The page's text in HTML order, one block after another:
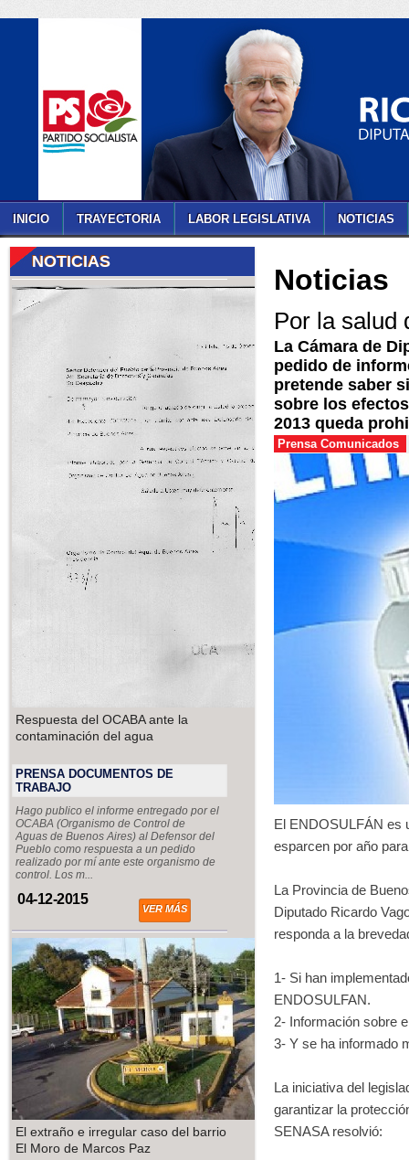
INICIO TRAYECTORIA LABOR LEGISLATIVA NOTICIAS
NOTICIAS
Respuesta del OCABA ante la
contaminación del agua
PRENSA DOCUMENTOS DE
TRABAJO
Hago publico el informe entregado por el
OCABA (Organismo de Control de
Aguas de Buenos Aires) al Defensor del
Pueblo como respuesta a un pedido
realizado por mí ante este organismo de
control. Los m...
04-12-2015
VER MÁS
El extraño e irregular caso del barrio
El Moro de Marcos Paz
Noticias
Por la salud
La Cámara de
pedido de
pretende saber
sobre los
2013 queda
Prensa Comunicados
El ENDOSULFÁN es
esparcen por año
La Provincia de
Diputado Ricardo
responda a la
1- Si han
ENDOSULFAN.
2- Información sobre
3- Y se ha informado
La iniciativa del
garantizar la
SENASA resolvió: